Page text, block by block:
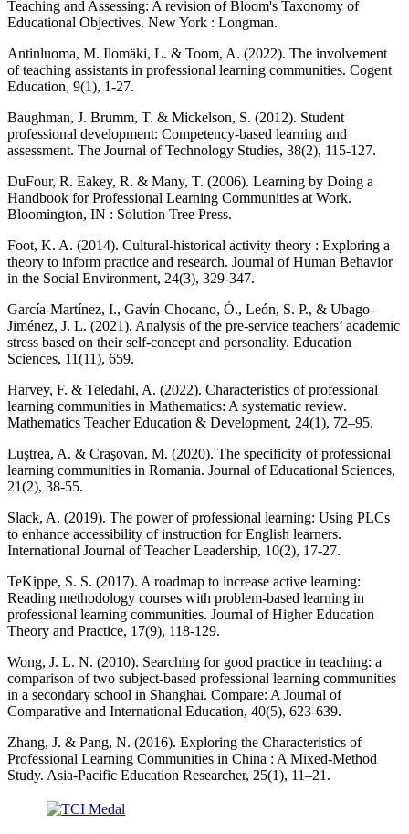
Teaching and Assessing: A revision of Bloom's Taxonomy of
Educational Objectives. New York : Longman.
Antinluoma, M. Ilomäki, L. & Toom, A. (2022). The involvement
of teaching assistants in professional learning communities. Cogent
Education, 9(1), 1-27.
Baughman, J. Brumm, T. & Mickelson, S. (2012). Student
professional development: Competency-based learning and
assessment. The Journal of Technology Studies, 38(2), 115-127.
DuFour, R. Eakey, R. & Many, T. (2006). Learning by Doing a
Handbook for Professional Learning Communities at Work.
Bloomington, IN : Solution Tree Press.
Foot, K. A. (2014). Cultural-historical activity theory : Exploring a
theory to inform practice and research. Journal of Human Behavior
in the Social Environment, 24(3), 329-347.
García-Martínez, I., Gavín-Chocano, Ó., León, S. P., & Ubago-
Jiménez, J. L. (2021). Analysis of the pre-service teachers’ academic
stress based on their self-concept and personality. Education
Sciences, 11(11), 659.
Harvey, F. & Teledahl, A. (2022). Characteristics of professional
learning communities in Mathematics: A systematic review.
Mathematics Teacher Education & Development, 24(1), 72–95.
Luştrea, A. & Craşovan, M. (2020). The specificity of professional
learning communities in Romania. Journal of Educational Sciences,
21(2), 38-55.
Slack, A. (2019). The power of professional learning: Using PLCs
to enhance accessibility of instruction for English learners.
International Journal of Teacher Leadership, 10(2), 17-27.
TeKippe, S. S. (2017). A roadmap to increase active learning:
Reading methodology courses with problem-based learning in
professional learning communities. Journal of Higher Education
Theory and Practice, 17(9), 118-129.
Wong, J. L. N. (2010). Searching for good practice in teaching: a
comparison of two subject-based professional learning communities
in a secondary school in Shanghai. Compare: A Journal of
Comparative and International Education, 40(5), 623-639.
Zhang, J. & Pang, N. (2016). Exploring the Characteristics of
Professional Learning Communities in China : A Mixed-Method
Study. Asia-Pacific Education Researcher, 25(1), 11–21.